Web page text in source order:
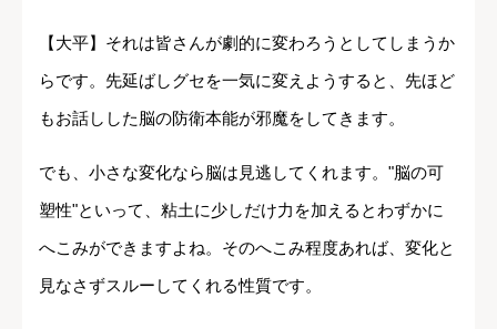
【大平】それは皆さんが劇的に変わろうとしてしまうか
らです。先延ばしグセを一気に変えようすると、先ほど
もお話しした脳の防衛本能が邪魔をしてきます。
でも、小さな変化なら脳は見逃してくれます。"脳の可
塑性"といって、粘土に少しだけ力を加えるとわずかに
へこみができますよね。そのへこみ程度あれば、変化と
見なさずスルーしてくれる性質です。